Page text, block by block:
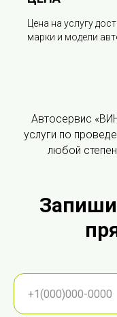
Цена на услугу
марки и модели
Автосервис
услуги по
любой